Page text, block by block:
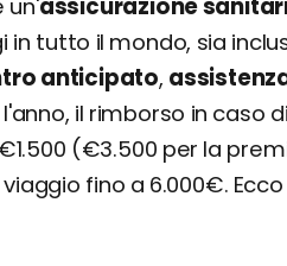
un'assicurazione
in tutto il mondo, sia
anticipato,
il rimborso in caso di
(€3.500 per la
fino a 6.000€.